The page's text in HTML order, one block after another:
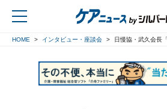
HOME インタビュー・座談会 日慢協・武久会長「ＢＩ